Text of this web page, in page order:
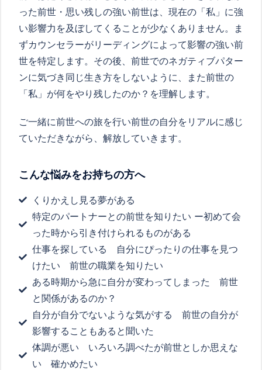
った前世・思い残しの強い前世は、現在の「私」に強
い影響力を及ぼしてくることが少なくありません。ま
ずカウンセラーがリーディングによって影響の強い前
世を特定します。その後、前世でのネガティブパター
ンに気づき同じ生き方をしないように、また前世の
「私」が何をやり残したのか？を理解します。
ご一緒に前世への旅を行い前世の自分をリアルに感じ
ていただきながら、解放していきます。
こんな悩みをお持ちの方へ
くりかえし見る夢がある
特定のパートナーとの前世を知りたい ー初めて会
った時から引き付けられるものがある
仕事を探している 自分にぴったりの仕事を見つ
けたい 前世の職業を知りたい
ある時期から急に自分が変わってしまった 前世
と関係があるのか？
自分が自分でないような気がする 前世の自分が
影響することもあると聞いた
体調が悪い いろいろ調べたが前世としか思えな
い 確かめたい